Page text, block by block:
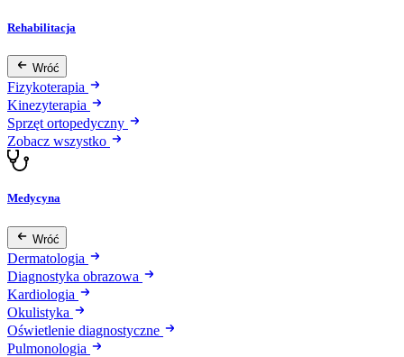
Rehabilitacja
Wróć
Fizykoterapia
Kinezyterapia
Sprzęt ortopedyczny
Zobacz wszystko
Medycyna
Wróć
Dermatologia
Diagnostyka obrazowa
Kardiologia
Okulistyka
Oświetlenie diagnostyczne
Pulmonologia